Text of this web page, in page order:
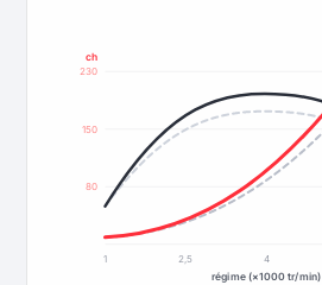
80
150
230
ch
1 2,5 4
régime (×1000 tr/min)